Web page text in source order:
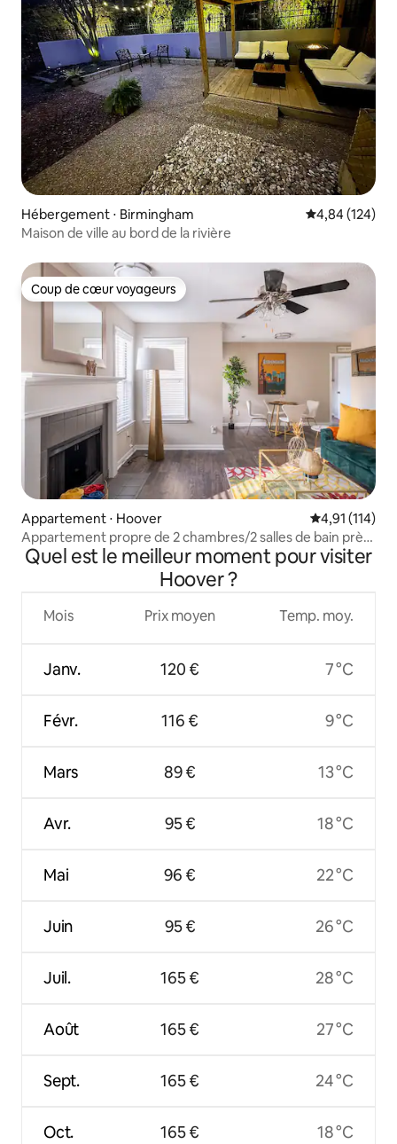
Hébergement ⋅ Birmingham Évaluation
4,84 (124)
Maison de ville au bord de la rivière
Coup de cœur voyageurs
Coup de cœur voyageurs
Appartement ⋅ Hoover Évaluation
4,91 (114)
Appartement propre de 2 chambres/2 salles de bain près
de Hoover Met
Quel est le meilleur moment pour visiter
Hoover ?
Mois
Janv.
Févr.
Mars
Avr.
Mai
Juin
Juil.
Août
Sept.
Oct.
Prix moyen
120 €
116 €
89 €
95 €
96 €
95 €
165 €
165 €
165 €
165 €
Temp. moy.
7 °C
9 °C
13 °C
18 °C
22 °C
26 °C
28 °C
27 °C
24 °C
18 °C